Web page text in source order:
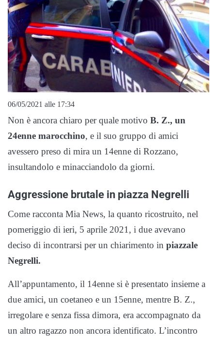
06/05/2021 alle 17:34
Non è ancora chiaro per quale motivo B. Z., un
24enne marocchino, e il suo gruppo di amici
avessero preso di mira un 14enne di Rozzano,
insultandolo e minacciandolo da giorni.
Aggressione brutale in piazza Negrelli
Come racconta Mia News, la quanto ricostruito, nel
pomeriggio di ieri, 5 aprile 2021, i due avevano
deciso di incontrarsi per un chiarimento in piazzale
Negrelli.
All’appuntamento, il 14enne si è presentato insieme a
due amici, un coetaneo e un 15enne, mentre B. Z.,
irregolare e senza fissa dimora, era accompagnato da
un altro ragazzo non ancora identificato. L’incontro